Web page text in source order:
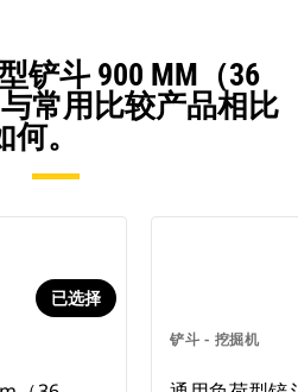
铲斗 900 MM（36
常用比较产品相比
何。
已选择
铲斗 - 挖掘机